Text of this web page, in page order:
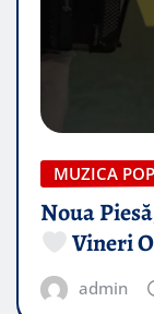
MUZICA
Noua
Vineri
admin